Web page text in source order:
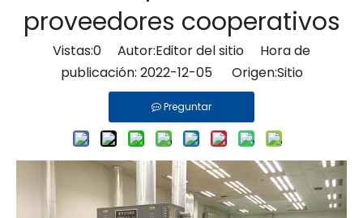
Contacto
Blogs
proveedores cooperativos
Vistas:0 Autor:Editor del sitio Hora de
publicación: 2022-12-05 Origen:Sitio
Preguntar